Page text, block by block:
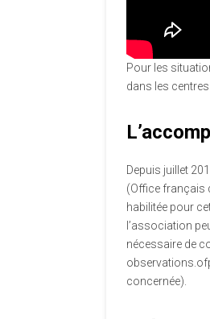
Pour les
dans les
Depuis juillet
(Office français
habilitée pour
l’association
nécessaire de
concernée).